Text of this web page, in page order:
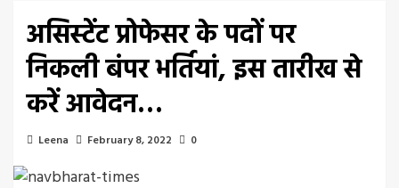
असिस्टेंट प्रोफेसर के पदों पर
निकली बंपर भर्तियां, इस तारीख से
करें आवेदन…
Leena February 8, 2022 0